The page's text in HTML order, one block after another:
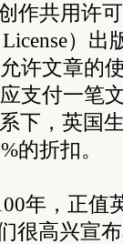
作共用许
）
许文章的
支付一笔
下，英国
的折扣。
年，正值
很高兴宣